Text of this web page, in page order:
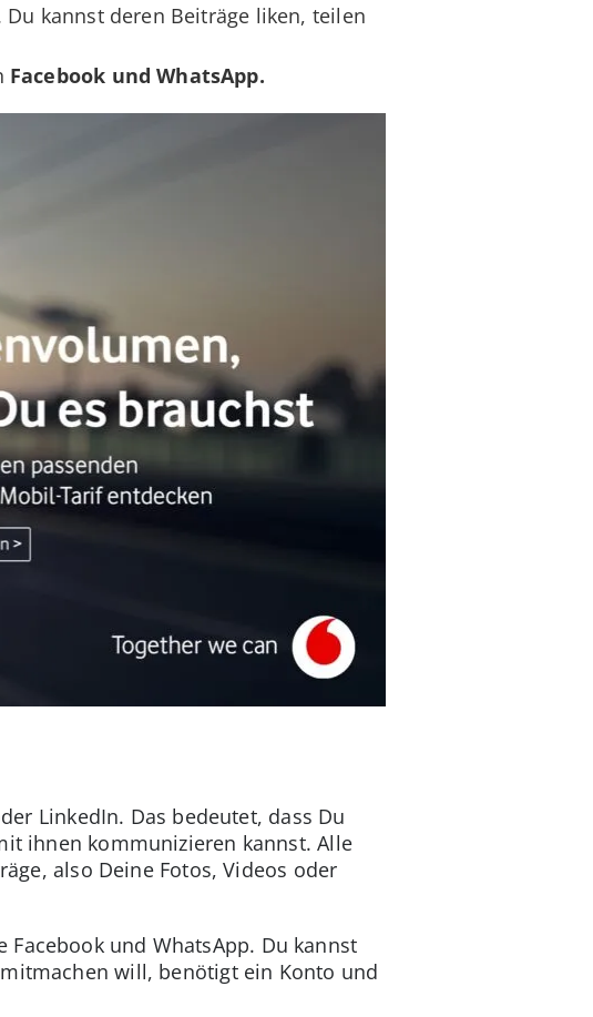
Du kannst deren Beiträge liken, teilen
Facebook und WhatsApp.
LinkedIn. Das bedeutet, dass Du
ihnen kommunizieren kannst. Alle
also Deine Fotos, Videos oder
und WhatsApp. Du kannst
will, benötigt ein Konto und